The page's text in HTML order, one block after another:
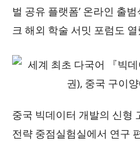
벌 공유 플랫폼’ 온라인 출
크 해외 학술 서밋 포럼도 열
중국 빅데이터 개발의 신형
전략 중점실험실에서 연구